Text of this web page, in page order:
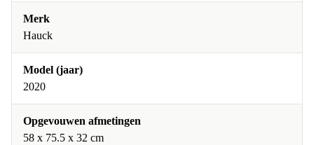
Merk
Hauck
Model (jaar)
2020
Opgevouwen afmetingen
58 x 75.5 x 32 cm